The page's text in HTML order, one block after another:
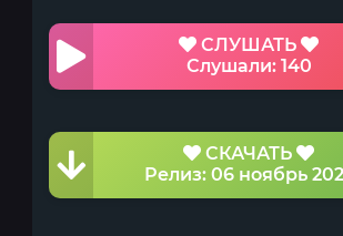
СЛУШАТЬ
Слушали: 140
СКАЧАТЬ
Релиз: 06 ноябрь